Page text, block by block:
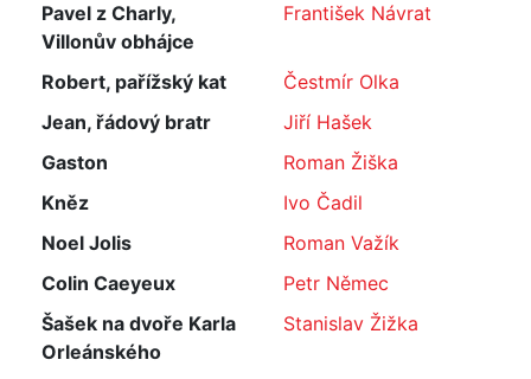
Pavel z Charly,
Villonův obhájce
František Návrat
Robert, pařížský kat
Čestmír Olka
Jean, řádový bratr
Jiří Hašek
Gaston
Roman Žiška
Kněz
Ivo Čadil
Noel Jolis
Roman Važík
Colin Caeyeux
Petr Němec
Šašek na dvoře Karla
Orleánského
Stanislav Žižka